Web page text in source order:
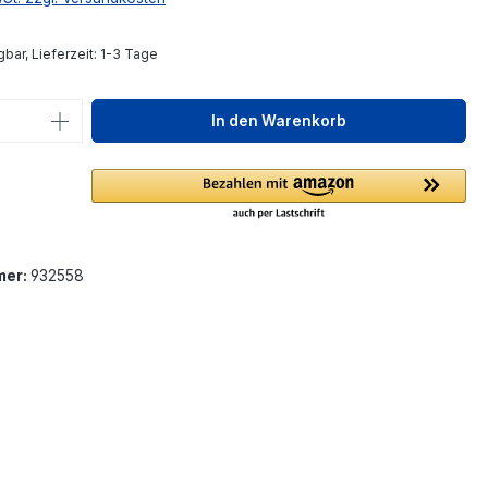
Lieferzeit: 1-3 Tage
Anzahl: Gib den gewünschten Wert
In den Warenkorb
932558